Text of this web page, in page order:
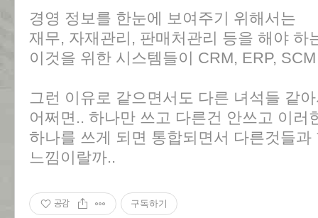
경영 정보를 한눈에 보여주기 위해서는
재무, 자재관리, 판매처관리 등을 해야 하
이것을 위한 시스템들이 CRM, ERP,
그런 이유로 같으면서도 다른 녀석들 같
어쩌면.. 하나만 쓰고 다른건 안쓰고 이러
하나를 쓰게 되면 통합되면서 다른것들
느낌이랄까..
공감 구독하기